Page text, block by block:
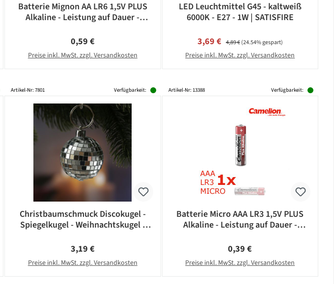
Batterie Mignon AA LR6 1,5V PLUS
Alkaline - Leistung auf Dauer -
Regulärer Preis:
0,59 €
Preise inkl. MwSt. zzgl. Versandkosten
LED Leuchtmittel G45 - kaltweiß
6000K - E27 - 1W | SATISFIRE
Verkaufspreis:
3,69 € Regulärer Preis:
4,89 €(24.54% gespart)
Preise inkl. MwSt. zzgl. Versandkosten
Artikel-Nr: 7801 Verfügbarkeit:
Christbaumschmuck Discokugel -
Spiegelkugel - Weihnachtskugel -
Regulärer Preis:
3,19 €
Preise inkl. MwSt. zzgl. Versandkosten
Artikel-Nr: 13388 Verfügbarkeit:
Batterie Micro AAA LR3 1,5V PLUS
Alkaline - Leistung auf Dauer -
Regulärer Preis:
0,39 €
Preise inkl. MwSt. zzgl. Versandkosten